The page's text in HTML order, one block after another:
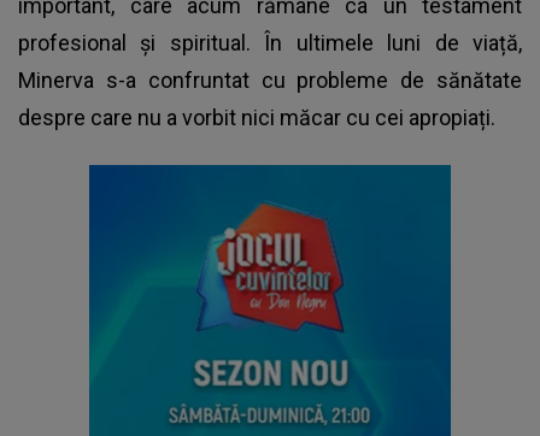
important, care acum rămâne ca un testament
profesional și spiritual. În ultimele luni de viață,
Minerva s-a confruntat cu probleme de sănătate
despre care nu a vorbit nici măcar cu cei apropiați.